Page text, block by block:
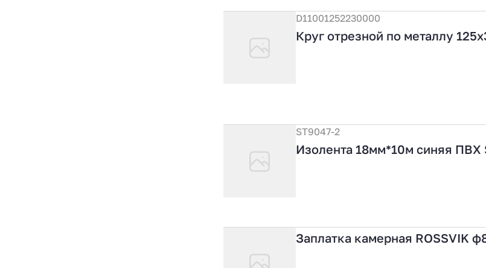
D11001252230000
Круг отрезной по металлу
ST9047-2
Изолента 18мм*10м синяя ПВХ
Заплатка камерная ROSSVIK